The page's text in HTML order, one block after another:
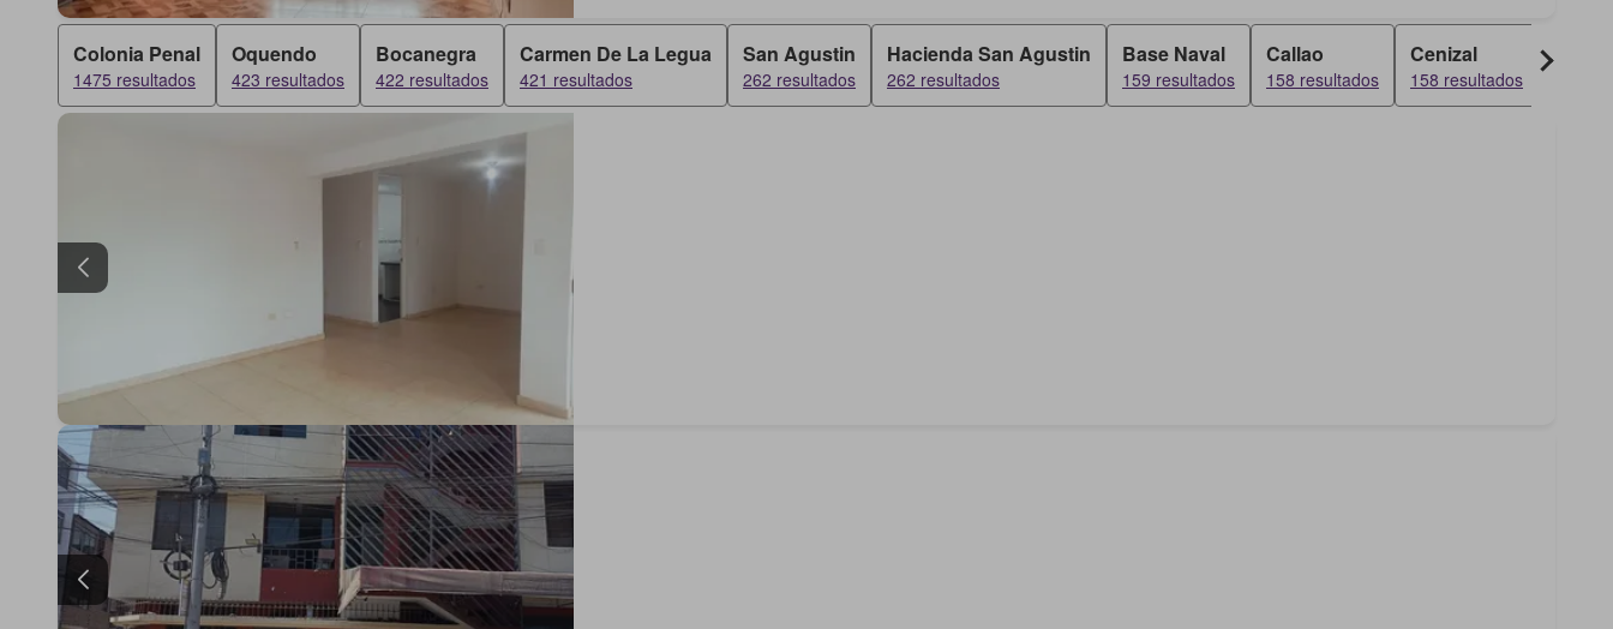
Colonia Penal
1475 resultados
Oquendo
423 resultados
Bocanegra
422 resultados
Carmen De La Legua
421 resultados
San Agustin
262 resultados
Hacienda San Agustin
262 resultados
Base Naval
159 resultados
Callao
158 resultados
Cenizal
158 resultados